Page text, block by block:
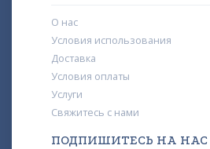
О нас
Условия использования
Доставка
Условия оплаты
Услуги
Свяжитесь с нами
ПОДПИШИТЕСЬ НА НАС